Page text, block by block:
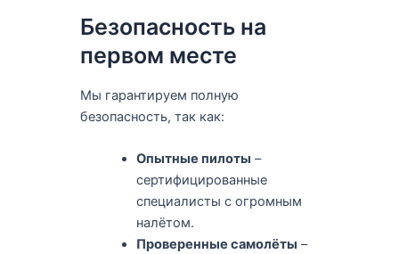
Безопасность на
первом месте
Мы гарантируем полную
безопасность, так как:
Опытные пилоты –
сертифицированные
специалисты с огромным
налётом.
Проверенные самолёты –